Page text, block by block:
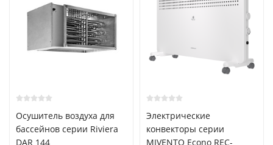
Осушитель воздуха для
бассейнов cерии Riviera
DAR 144
Электрические
конвекторы серии
MIVENTO Econo REC-